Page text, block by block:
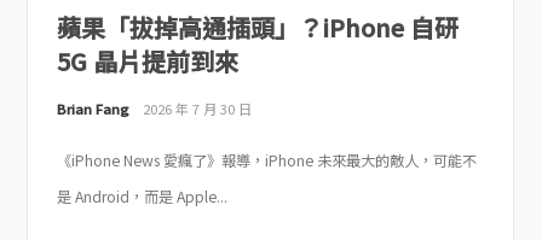
蘋果「拔掉高通插頭」？iPhone 自研
5G 晶片提前到來
Brian Fang 2026 年 7 月 30 日
《iPhone News 愛瘋了》報導，iPhone 未來最大的敵人，可能不
是 Android，而是 Apple...